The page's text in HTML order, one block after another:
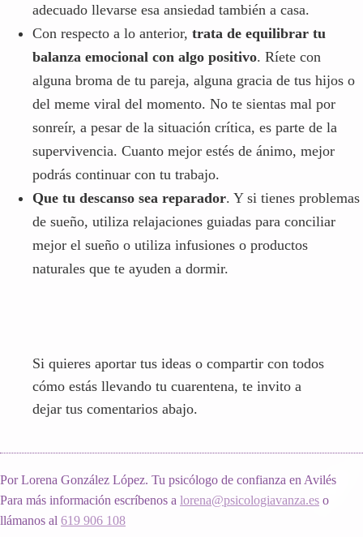
adecuado llevarse esa ansiedad también a casa.
Con respecto a lo anterior, trata de equilibrar tu
balanza emocional con algo positivo. Ríete con
alguna broma de tu pareja, alguna gracia de tus hijos o
del meme viral del momento. No te sientas mal por
sonreír, a pesar de la situación crítica, es parte de la
supervivencia. Cuanto mejor estés de ánimo, mejor
podrás continuar con tu trabajo.
Que tu descanso sea reparador. Y si tienes problemas
de sueño, utiliza relajaciones guiadas para conciliar
mejor el sueño o utiliza infusiones o productos
naturales que te ayuden a dormir.
Si quieres aportar tus ideas o compartir con todos
cómo estás llevando tu cuarentena, te invito a
dejar tus comentarios abajo.
Por Lorena González López. Tu psicólogo de confianza en Avilés
Para más información escríbenos a lorena@psicologiavanza.es o
llámanos al 619 906 108